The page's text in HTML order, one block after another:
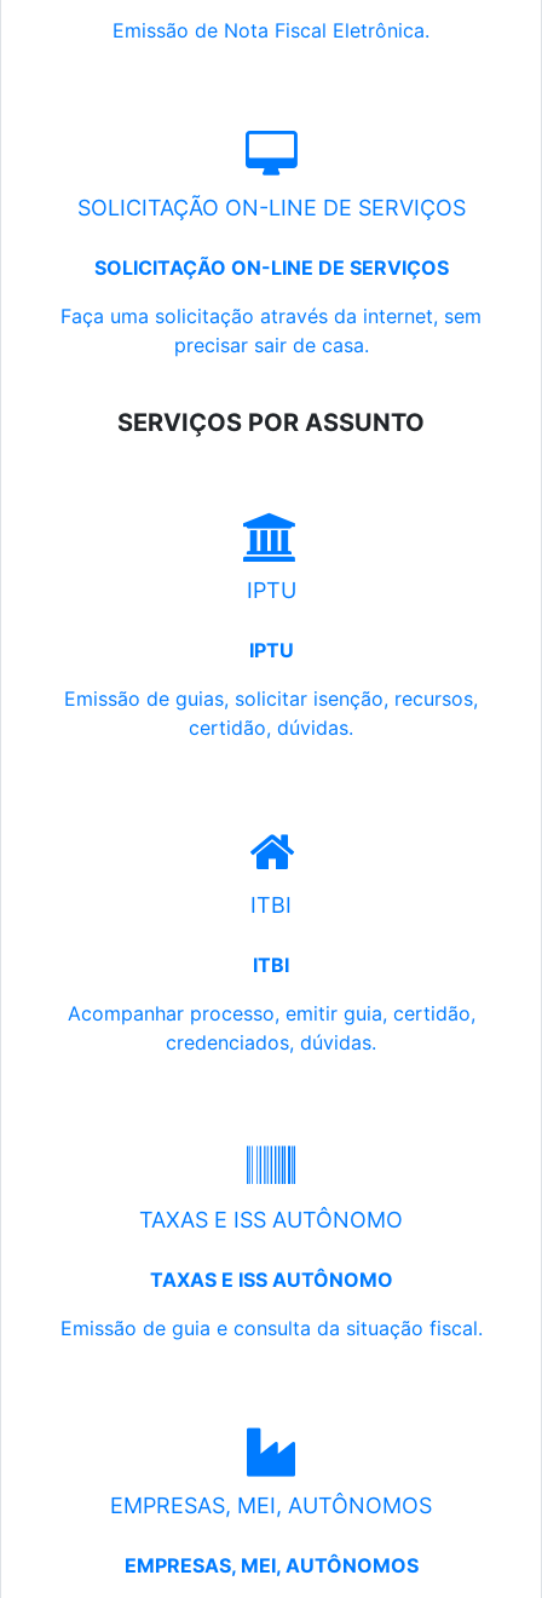
Emissão de Nota Fiscal Eletrônica.
SOLICITAÇÃO ON-LINE DE SERVIÇOS
SOLICITAÇÃO ON-LINE DE SERVIÇOS
Faça uma solicitação através da internet, sem
precisar sair de casa.
SERVIÇOS POR ASSUNTO
IPTU
IPTU
Emissão de guias, solicitar isenção, recursos,
certidão, dúvidas.
ITBI
ITBI
Acompanhar processo, emitir guia, certidão,
credenciados, dúvidas.
TAXAS E ISS AUTÔNOMO
TAXAS E ISS AUTÔNOMO
Emissão de guia e consulta da situação fiscal.
EMPRESAS, MEI, AUTÔNOMOS
EMPRESAS, MEI, AUTÔNOMOS